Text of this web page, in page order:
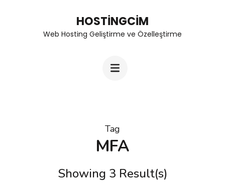
HOSTINGCIM
Web Hosting Geliştirme ve Özelleştirme
Tag
MFA
Showing 3 Result(s)